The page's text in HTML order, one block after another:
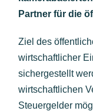
Partner für die
Ziel des
wirtschaftlicher
sichergestellt
wirtschaftlichen
Steuergelder